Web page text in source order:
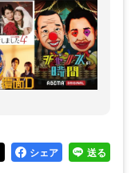
シェア 送る